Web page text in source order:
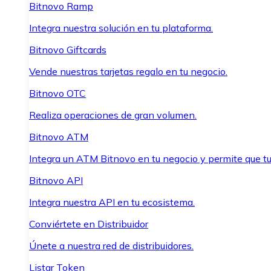
Bitnovo Ramp
Integra nuestra solución en tu plataforma.
Bitnovo Giftcards
Vende nuestras tarjetas regalo en tu negocio.
Bitnovo OTC
Realiza operaciones de gran volumen.
Bitnovo ATM
Integra un ATM Bitnovo en tu negocio y permite que
Bitnovo API
Integra nuestra API en tu ecosistema.
Conviértete en Distribuidor
Únete a nuestra red de distribuidores.
Listar Token